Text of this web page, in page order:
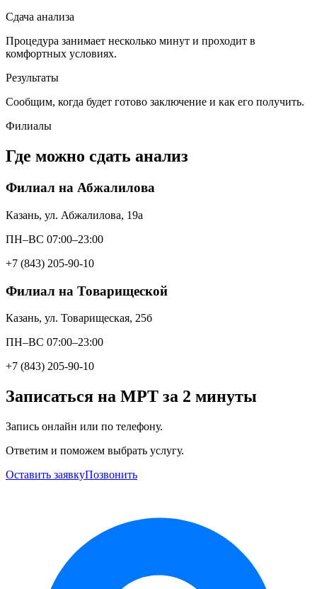
Сдача анализа
Процедура занимает несколько минут и проходит в
комфортных условиях.
Результаты
Сообщим, когда будет готово заключение и как его получить.
Филиалы
Где можно сдать анализ
Филиал на Абжалилова
Казань, ул. Абжалилова, 19а
ПН–ВС 07:00–23:00
+7 (843) 205-90-10
Филиал на Товарищеской
Казань, ул. Товарищеская, 25б
ПН–ВС 07:00–23:00
+7 (843) 205-90-10
Записаться на МРТ за 2 минуты
Запись онлайн или по телефону.
Ответим и поможем выбрать услугу.
Оставить заявкуПозвонить